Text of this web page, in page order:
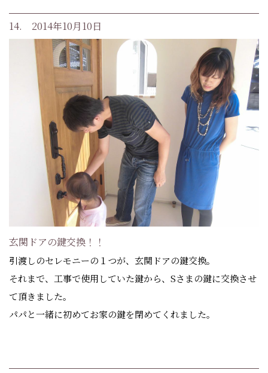
14. 2014年10月10日
玄関ドアの鍵交換！！
引渡しのセレモニーの１つが、玄関ドアの鍵交換。
それまで、工事で使用していた鍵から、Sさまの鍵に交換させ
て頂きました。
パパと一緒に初めてお家の鍵を閉めてくれました。